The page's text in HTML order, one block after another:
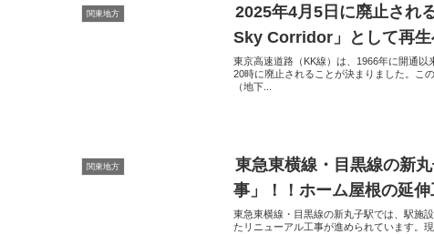
関東地方
2025年4月5日に廃止され
Sky Corridor」として再生
東京高速道路（KK線）は、1966年に開通以
20時に廃止されることが決まりました。こ
（地下...
関東地方
東急東横線・目黒線の新
事」！！ホーム屋根の延
東急東横線・目黒線の新丸子駅では、駅施
たリニューアル工事が進められています。